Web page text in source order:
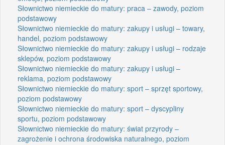
Słownictwo niemieckie do matury: praca – zawody, poziom
podstawowy
Słownictwo niemieckie do matury: zakupy i usługi – towary,
handel, poziom podstawowy
Słownictwo niemieckie do matury: zakupy i usługi – rodzaje
sklepów, poziom podstawowy
Słownictwo niemieckie do matury: zakupy i usługi –
reklama, poziom podstawowy
Słownictwo niemieckie do matury: sport – sprzęt sportowy,
poziom podstawowy
Słownictwo niemieckie do matury: sport – dyscypliny
sportu, poziom podstawowy
Słownictwo niemieckie do matury: świat przyrody –
zagrożenie i ochrona środowiska naturalnego, poziom